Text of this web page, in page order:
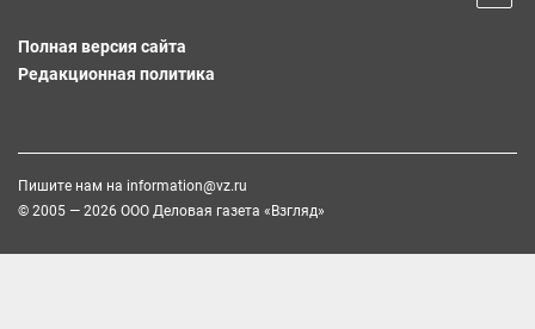
Полная версия сайта
Редакционная политика
Пишите нам на information@vz.ru
© 2005 — 2026 ООО Деловая газета «Взгляд»